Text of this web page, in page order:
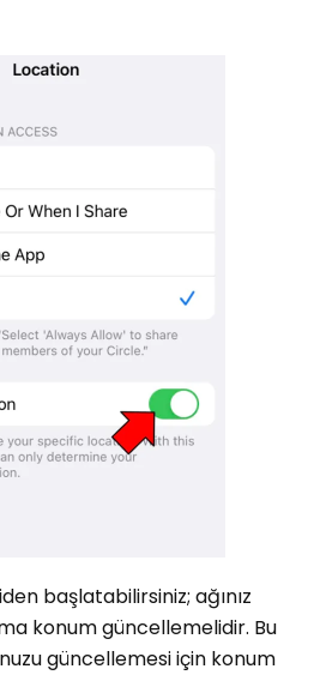
başlatabilirsiniz; ağınız
konum güncellemelidir. Bu
güncellemesi için konum